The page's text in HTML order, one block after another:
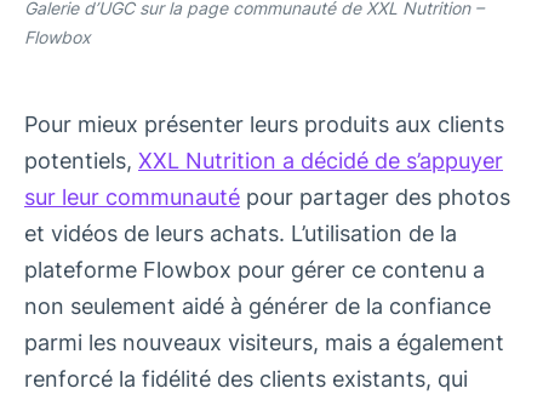
Galerie d’UGC sur la page communauté de XXL Nutrition –
Flowbox
Pour mieux présenter leurs produits aux clients
potentiels, XXL Nutrition a décidé de s’appuyer
sur leur communauté pour partager des photos
et vidéos de leurs achats. L’utilisation de la
plateforme Flowbox pour gérer ce contenu a
non seulement aidé à générer de la confiance
parmi les nouveaux visiteurs, mais a également
renforcé la fidélité des clients existants, qui